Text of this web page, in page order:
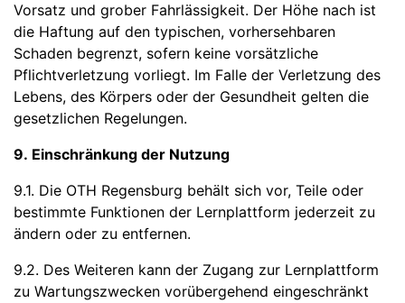
Vorsatz und grober Fahrlässigkeit. Der Höhe nach ist
die Haftung auf den typischen, vorhersehbaren
Schaden begrenzt, sofern keine vorsätzliche
Pflichtverletzung vorliegt. Im Falle der Verletzung des
Lebens, des Körpers oder der Gesundheit gelten die
gesetzlichen Regelungen.
9. Einschränkung der Nutzung
9.1. Die OTH Regensburg behält sich vor, Teile oder
bestimmte Funktionen der Lernplattform jederzeit zu
ändern oder zu entfernen.
9.2. Des Weiteren kann der Zugang zur Lernplattform
zu Wartungszwecken vorübergehend eingeschränkt